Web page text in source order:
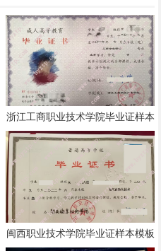
浙江工商职业技术学院毕业证样本
模板
闽西职业技术学院毕业证样本模板